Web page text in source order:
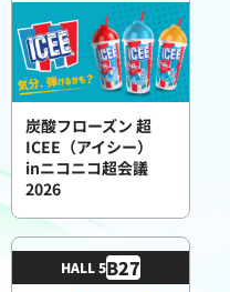
炭酸フローズン 超
ICEE（アイシー）
inニコニコ超会議
2026
HALL 5B27